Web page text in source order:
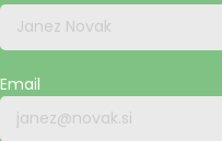
Email